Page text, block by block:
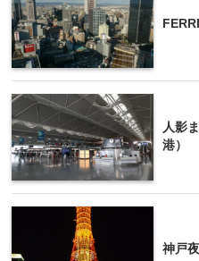
人影
港）
神戸